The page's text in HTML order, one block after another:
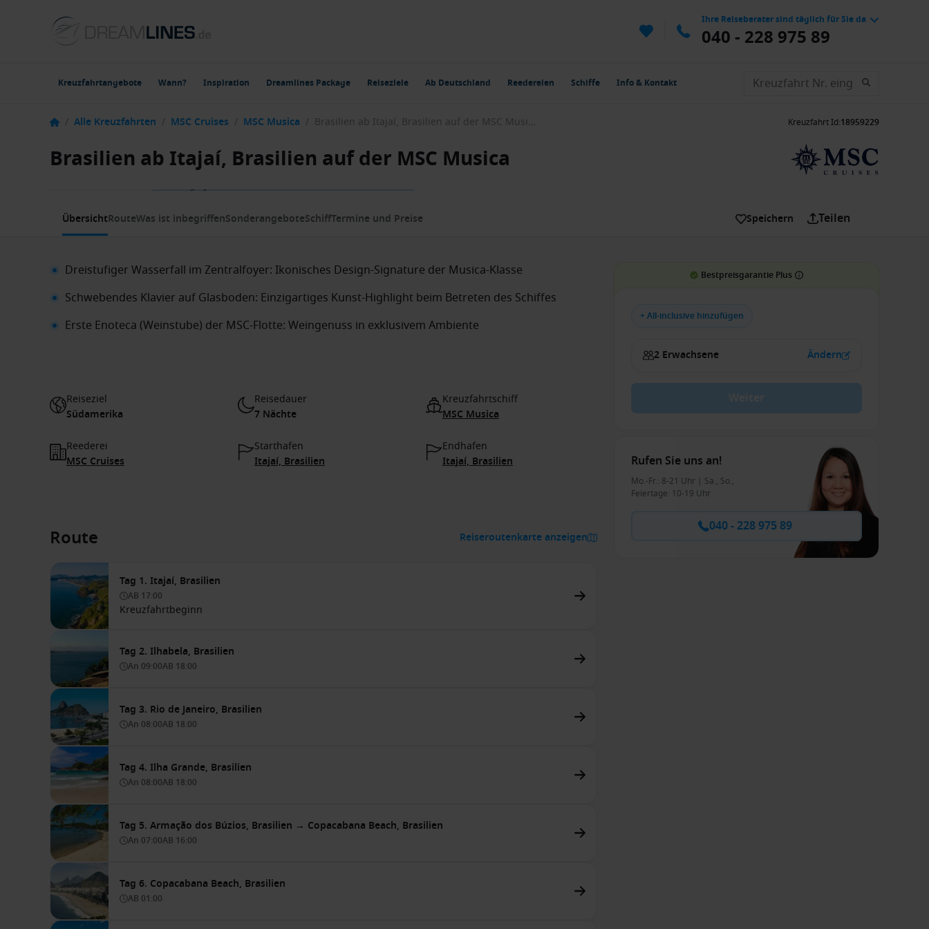
Ihre Reiseberater sind täglich für Sie da
040 - 228 975 89
Kreuzfahrtangebote Wann? Inspiration Dreamlines Package Reiseziele Ab Deutschland Reedereien Schiffe Info & Kontakt
/ Alle Kreuzfahrten / MSC Cruises / MSC Musica / Brasilien ab Itajaí, Brasilien auf der MSC Musica Kreuzfahrt Id:18959229
Brasilien ab Itajaí, Brasilien auf der MSC Musica
1 / 10
ÜbersichtRouteWas ist inbegriffenSonderangeboteSchiffTermine und Preise Speichern Teilen
Dreistufiger Wasserfall im Zentralfoyer: Ikonisches Design-Signature der Musica-Klasse
Schwebendes Klavier auf Glasboden: Einzigartiges Kunst-Highlight beim Betreten des Schiffes
Erste Enoteca (Weinstube) der MSC-Flotte: Weingenuss in exklusivem Ambiente
Reiseziel
Südamerika
Reisedauer
7 Nächte
Kreuzfahrtschiff
MSC Musica
Reederei
MSC Cruises
Starthafen
Itajaí, Brasilien
Endhafen
Itajaí, Brasilien
Route Reiseroutenkarte anzeigen
Tag 1. Itajaí, Brasilien
AB 17:00
Kreuzfahrtbeginn
Tag 2. Ilhabela, Brasilien
An 09:00AB 18:00
Tag 3. Rio de Janeiro, Brasilien
An 08:00AB 18:00
Tag 4. Ilha Grande, Brasilien
An 08:00AB 18:00
Tag 5. Armação dos Búzios, Brasilien → Copacabana Beach, Brasilien
An 07:00AB 16:00
Tag 6. Copacabana Beach, Brasilien
AB 01:00
Bestpreisgarantie Plus
+ All-inclusive hinzufügen
2 Erwachsene Ändern
Rufen Sie uns an!
Mo.-Fr.: 8-21 Uhr | Sa., So.,
Feiertage: 10-19 Uhr
040 - 228 975 89